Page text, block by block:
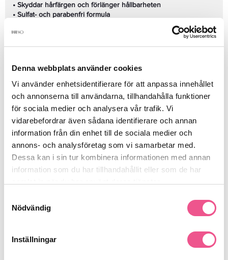
Denna webbplats använder cookies
Vi använder enhetsidentifierare för att anpassa innehållet
och annonserna till användarna, tillhandahålla funktioner
för sociala medier och analysera vår trafik. Vi
vidarebefordrar även sådana identifierare och annan
information från din enhet till de sociala medier och
annons- och analysföretag som vi samarbetar med.
Dessa kan i sin tur kombinera informationen med annan
information som du har tillhandahållit eller som de har
Nödvändig
Inställningar
• Skyddar hårfärgen och förlänger hållbarheten
• Sulfat- och parabenfri formula
• Innehåller Juvexin som stärker och återfuktar håret
• Rengör varsamt utan att torka ut
Massera in i vått hår tills det löddrar, skölj noggrant. För bästa
resultat, kombinera med GKHair Juvexin Color Protection
Conditioner.
Volym:240 ml
Passar:Färgat och behandlat hår
Resultat:Hållbar färg, starkt och mjukt hår med naturlig glans
Se mer
Recensioner